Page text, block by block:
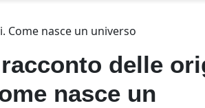
Come nasce un universo
delle
nasce un